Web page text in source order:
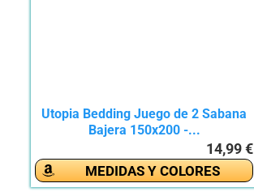
Utopia Bedding Juego de 2 Sabana
Bajera 150x200 -...
14,99 €
MEDIDAS Y COLORES